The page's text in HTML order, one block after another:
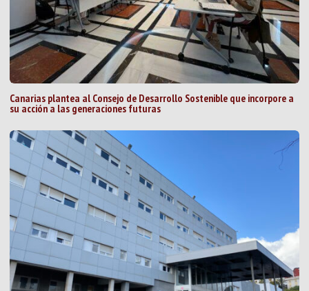
Canarias plantea al Consejo de Desarrollo Sostenible que incorpore a
su acción a las generaciones futuras